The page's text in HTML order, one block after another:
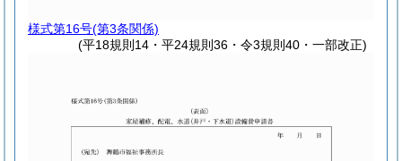
様式第16号(第3条関係)
(平18規則14・平24規則36・令3規則40・一部改正)